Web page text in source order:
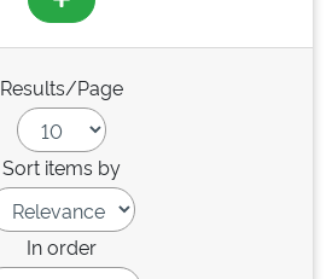
Results/Page
Sort items by
In order